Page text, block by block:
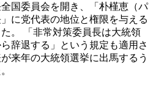
国委員会を開き、「朴槿恵（パ
に党代表の地位と権限を与える
。 「非常対策委員長は大統領
辞退する」という規定も適用さ
来年の大統領選挙に出馬するう